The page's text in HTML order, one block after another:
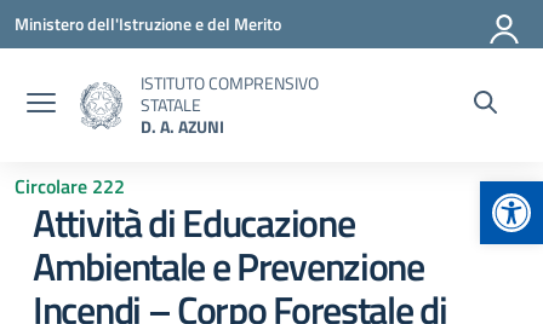
Vai ai contenuti
Vai al menu di navigazione
Vai al footer
Ministero dell'Istruzione e del Merito
ISTITUTO COMPRENSIVO
STATALE
D. A. AZUNI
Circolare 222
Attività di Educazione
Ambientale e Prevenzione
Incendi – Corpo Forestale di